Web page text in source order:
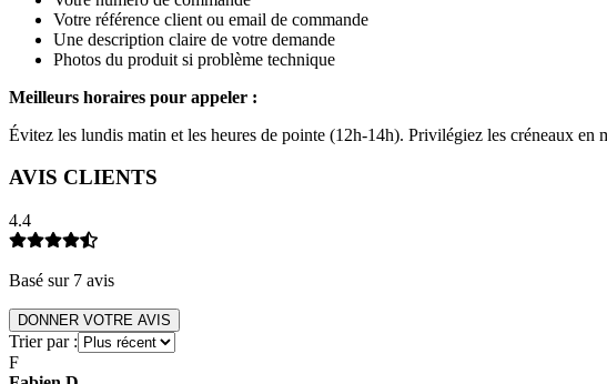
Votre référence client ou email de commande
Une description claire de votre demande
Photos du produit si problème technique
Meilleurs horaires pour appeler :
Évitez les lundis matin et les heures de pointe (12h-14h). Privilégiez les créneaux
AVIS CLIENTS
4.4
Basé sur 7 avis
DONNER VOTRE AVIS
Trier par :
F